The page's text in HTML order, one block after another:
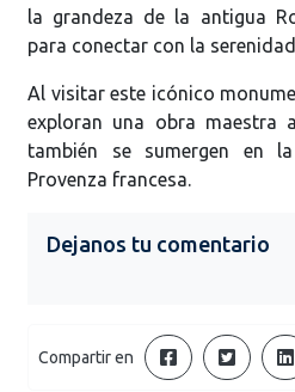
la grandeza de la antigua
para conectar con la
Al visitar este icónico
exploran una obra maestra
también se sumergen en
Provenza francesa.
Dejanos tu comentario
Compartir en